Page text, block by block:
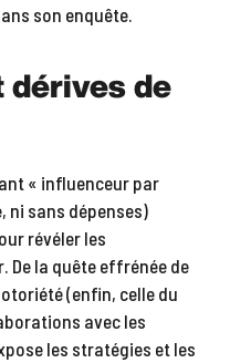
son enquête.
dérives de
« influenceur par
ni sans dépenses)
révéler les
la quête effrénée de
(enfin, celle du
avec les
les stratégies et les